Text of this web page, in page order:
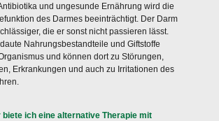
und ungesunde Ernährung wird die
des Darmes beeinträchtigt. Der Darm
die er sonst nicht passieren lässt.
Nahrungsbestandteile und Giftstoffe
und können dort zu Störungen,
Erkrankungen und auch zu Irritationen des
ich eine alternative Therapie mit